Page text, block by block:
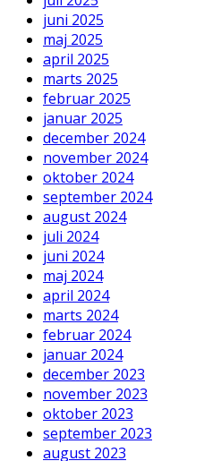
juni 2025
maj 2025
april 2025
marts 2025
februar 2025
januar 2025
december 2024
november 2024
oktober 2024
september 2024
august 2024
juli 2024
juni 2024
maj 2024
april 2024
marts 2024
februar 2024
januar 2024
december 2023
november 2023
oktober 2023
september 2023
august 2023